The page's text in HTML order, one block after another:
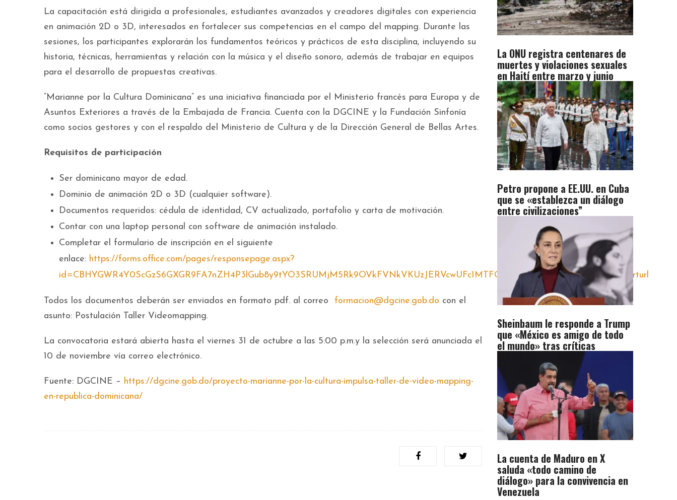
La capacitación está dirigida a profesionales, estudiantes avanzados y creadores digitales con experiencia
en animación 2D o 3D, interesados en fortalecer sus competencias en el campo del mapping. Durante las
sesiones, los participantes explorarán los fundamentos teóricos y prácticos de esta disciplina, incluyendo su
historia, técnicas, herramientas y relación con la música y el diseño sonoro, además de trabajar en equipos
para el desarrollo de propuestas creativas.
“Marianne por la Cultura Dominicana” es una iniciativa financiada por el Ministerio francés para Europa y de
Asuntos Exteriores a través de la Embajada de Francia. Cuenta con la DGCINE y la Fundación Sinfonía
como socios gestores y con el respaldo del Ministerio de Cultura y de la Dirección General de Bellas Artes.
Requisitos de participación
Ser dominicano mayor de edad.
Dominio de animación 2D o 3D (cualquier software).
Documentos requeridos: cédula de identidad, CV actualizado, portafolio y carta de motivación.
Contar con una laptop personal con software de animación instalado.
Completar el formulario de inscripción en el siguiente
enlace: https://forms.office.com/pages/responsepage.aspx?
id=CBHYGWR4Y0ScGzS6GXGR9FA7nZH4P3lGub8y9tYO3SRUMjM5Rk9OVkFVNkVKUzJERVcwUFc1MTFCMy4u&origin=lprLink&route=shorturl
Todos los documentos deberán ser enviados en formato pdf. al correo formacion@dgcine.gob.do con el
asunto: Postulación Taller Videomapping.
La convocatoria estará abierta hasta el viernes 31 de octubre a las 5:00 p.m.y la selección será anunciada el
10 de noviembre vía correo electrónico.
Fuente: DGCINE – https://dgcine.gob.do/proyecto-marianne-por-la-cultura-impulsa-taller-de-video-mapping-
en-republica-dominicana/
La ONU registra centenares de
muertes y violaciones sexuales
en Haití entre marzo y junio
Petro propone a EE.UU. en Cuba
que se «establezca un diálogo
entre civilizaciones”
Sheinbaum le responde a Trump
que «México es amigo de todo
el mundo» tras críticas
La cuenta de Maduro en X
saluda «todo camino de
diálogo» para la convivencia en
Venezuela